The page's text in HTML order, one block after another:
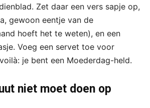
Zet daar een vers sapje op,
gewoon eentje van de
hoeft het te weten), en een
Voeg een servet toe voor
je bent een Moederdag-held.
niet moet doen op